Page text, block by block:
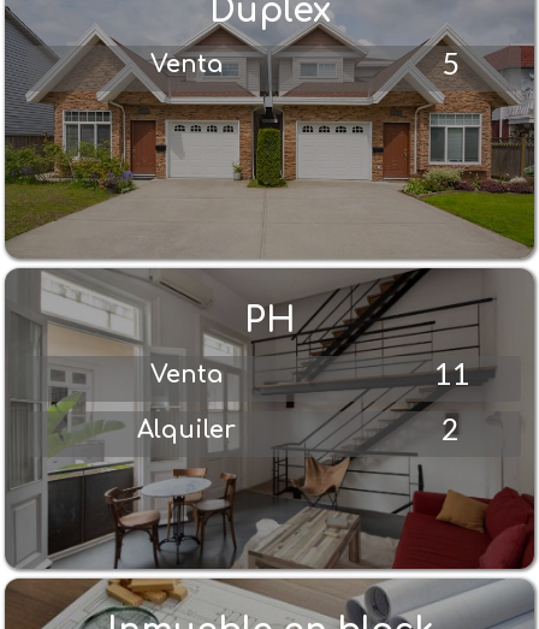
Dúplex
Venta 5
PH
Venta 11
Alquiler 2